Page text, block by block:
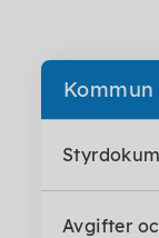
Avgifter